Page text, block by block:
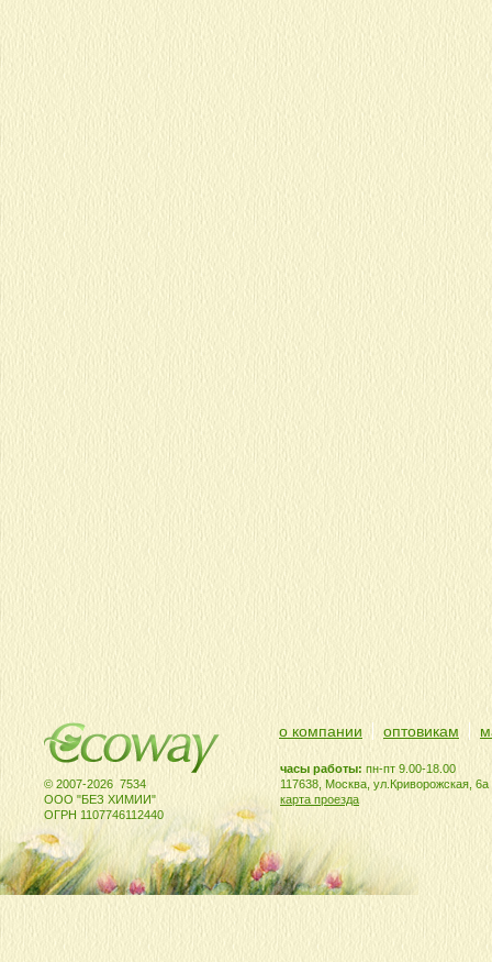
© 2007-2026 7534
ООО "БЕЗ ХИМИИ"
ОГРН 1107746112440
часы работы: пн-пт 9.00-18.00
117638, Москва, ул.Криворожская, 6а
карта проезда
о компании оптовикам